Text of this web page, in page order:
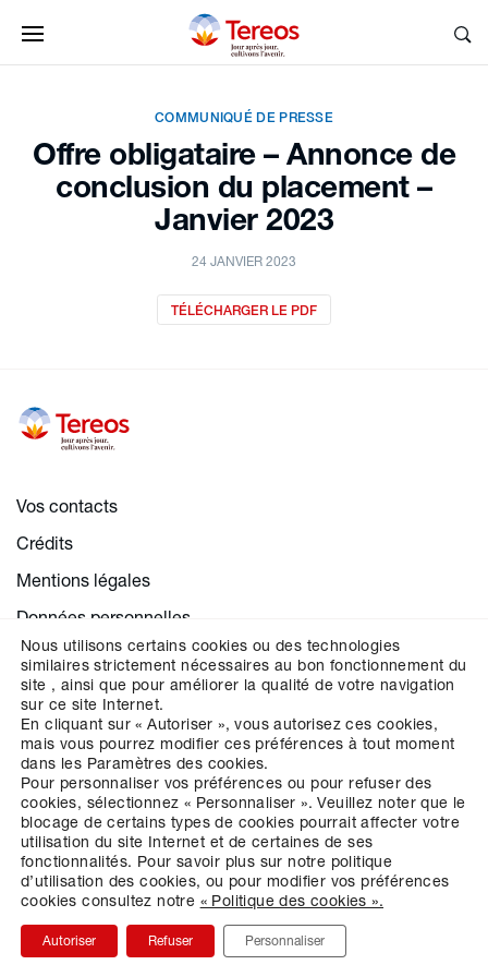
COMMUNIQUÉ DE PRESSE
Offre obligataire – Annonce de
conclusion du placement –
Janvier 2023
24 JANVIER 2023
TÉLÉCHARGER LE PDF
Vos contacts
Crédits
Mentions légales
Données personnelles
Cookies
Paramétrer la gestion des cookies
CHOISISSEZ VOTRE RÉGION
Nous utilisons certains cookies ou des technologies
similaires strictement nécessaires au bon fonctionnement du
site , ainsi que pour améliorer la qualité de votre navigation
sur ce site Internet.
En cliquant sur « Autoriser », vous autorisez ces cookies,
mais vous pourrez modifier ces préférences à tout moment
dans les Paramètres des cookies.
Pour personnaliser vos préférences ou pour refuser des
cookies, sélectionnez « Personnaliser ».Veuillez noter que le
blocage de certains types de cookies pourrait affecter votre
utilisation du site Internet et de certaines de ses
fonctionnalités. Pour savoir plus sur notre politique
d’utilisation des cookies, ou pour modifier vos préférences
cookies consultez notre « Politique des cookies ».
Autoriser Refuser Personnaliser